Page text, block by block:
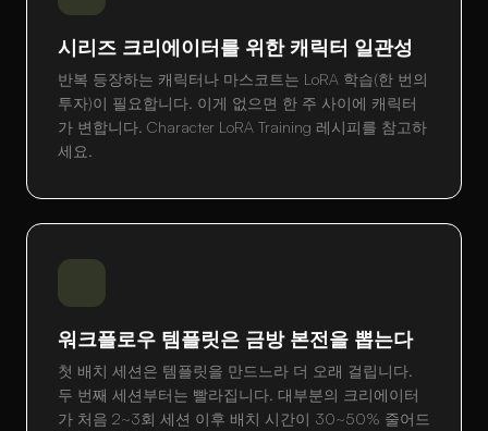
시리즈 크리에이터를 위한 캐릭터 일관성
반복 등장하는 캐릭터나 마스코트는 LoRA 학습(한 번의
투자)이 필요합니다. 이게 없으면 한 주 사이에 캐릭터
가 변합니다. Character LoRA Training 레시피를 참고하
세요.
워크플로우 템플릿은 금방 본전을 뽑는다
첫 배치 세션은 템플릿을 만드느라 더 오래 걸립니다.
두 번째 세션부터는 빨라집니다. 대부분의 크리에이터
가 처음 2~3회 세션 이후 배치 시간이 30~50% 줄어드